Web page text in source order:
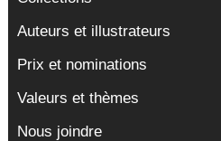
Auteurs et illustrateurs
Prix et nominations
Valeurs et thèmes
Nous joindre